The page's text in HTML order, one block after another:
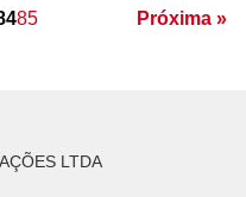
85 Próxima »
LTDA